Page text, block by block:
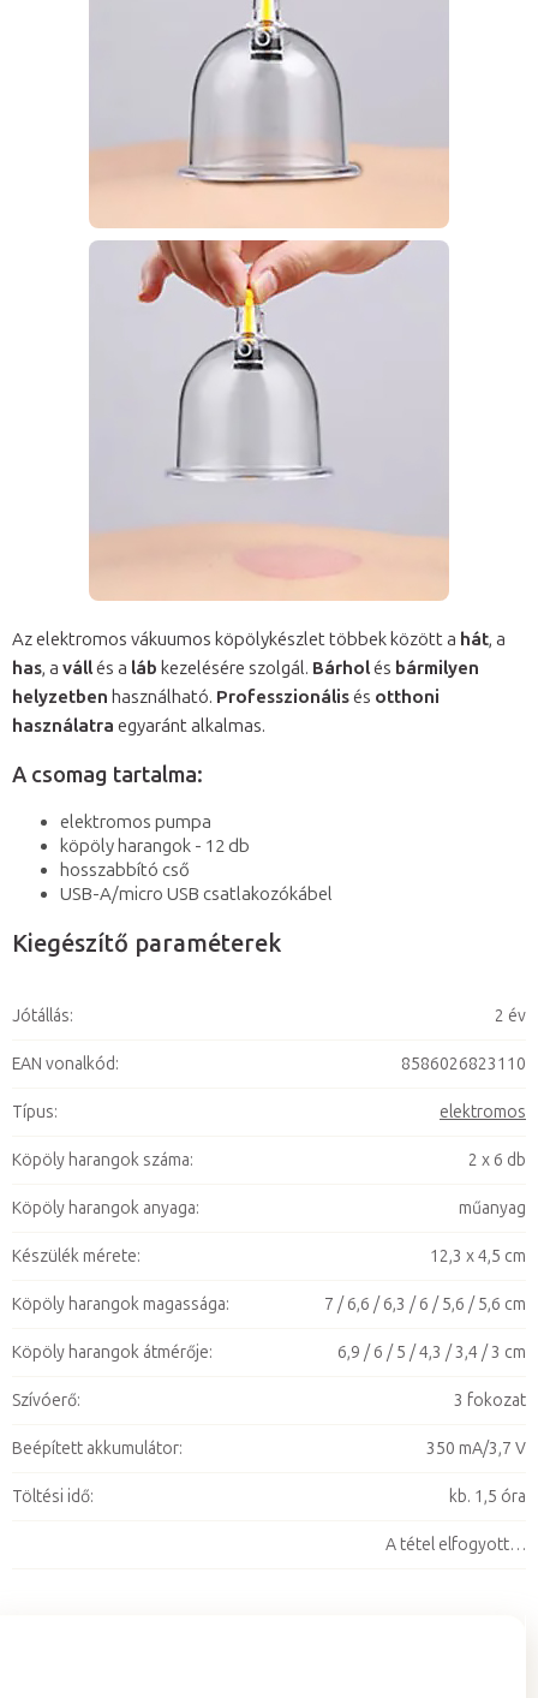
Az elektromos vákuumos köpölykészlet többek között a hát, a
has, a vállés a láb kezelésére szolgál. Bárholés bármilyen
helyzetben használható. Professzionálisés otthoni
használatra egyaránt alkalmas.
A csomag tartalma:
elektromos pumpa
köpöly harangok - 12 db
hosszabbító cső
USB-A/micro USB csatlakozókábel
Kiegészítő paraméterek
Jótállás: 2 év
EAN vonalkód: 8586026823110
Típus: elektromos
Köpöly harangok száma: 2 x 6 db
Köpöly harangok anyaga: műanyag
Készülék mérete: 12,3 x 4,5 cm
Köpöly harangok magassága: 7 / 6,6 / 6,3 / 6 / 5,6 / 5,6 cm
Köpöly harangok átmérője: 6,9 / 6 / 5 / 4,3 / 3,4 / 3 cm
Szívóerő: 3 fokozat
Beépített akkumulátor: 350 mA/3,7 V
Töltési idő: kb. 1,5 óra
A tétel elfogyott…